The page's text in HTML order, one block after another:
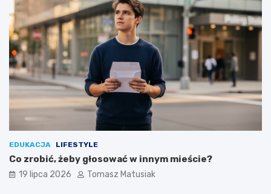
EDUKACJA LIFESTYLE
Co zrobić, żeby głosować w innym mieście?
19 lipca 2026 Tomasz Matusiak